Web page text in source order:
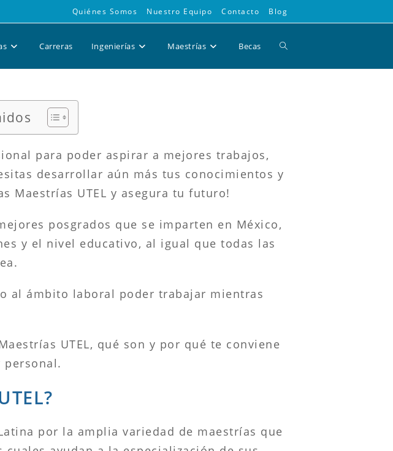
Quiénes Somos Nuestro Equipo Contacto Blog
Carreras Ingenierías Maestrías Becas Alternar
la
web
para poder aspirar a mejores trabajos,
desarrollar aún más tus conocimientos y
Maestrías UTEL y asegura tu futuro!
posgrados que se imparten en México,
y el nivel educativo, al igual que todas las
al ámbito laboral poder trabajar mientras
UTEL, qué son y por qué te conviene
por la amplia variedad de maestrías que